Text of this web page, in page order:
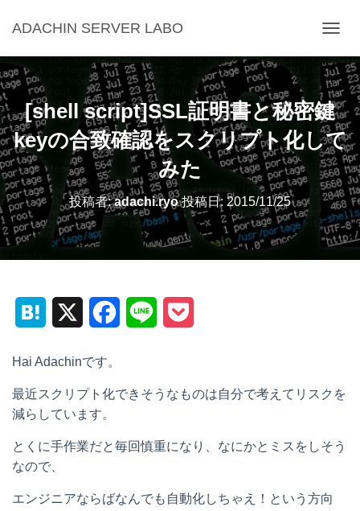
ADACHIN SERVER LABO
ビ
ゲ
ー
シ
ョ
ン
を
切
り
替
え
[shell script]SSL証明書と秘密鍵
keyの合致確認をスクリプト化して
みた
投稿者:adachi.ryo投稿日: 2015/11/25
e
a
e
o
e k
Hai Adachinです。
最近スクリプト化できそうなものは自分で考えてリスクを
減らしています。
とくに手作業だと毎回慎重になり、なにかとミスをしそう
なので、
エンジニアならばなんでも自動化しちゃえ！という方向